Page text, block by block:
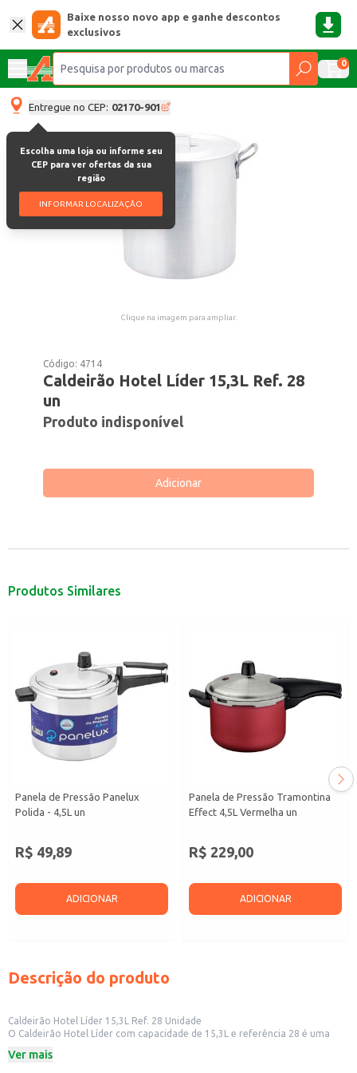
Baixe nosso novo app e ganhe descontos
exclusivos
0
Entregue no CEP: 02170-901
Escolha uma loja ou informe seu
CEP para ver ofertas da sua
região
INFORMAR LOCALIZAÇÃO
Clique na imagem para ampliar.
Código: 4714
Caldeirão Hotel Líder 15,3L Ref. 28
un
Produto indisponível
Adicionar
Produtos Similares
Panela de Pressão Panelux
Polida - 4,5L un
R$ 49,89
ADICIONAR
Panela de Pressão Tramontina
Effect 4,5L Vermelha un
R$ 229,00
ADICIONAR
Descrição do produto
Caldeirão Hotel Líder 15,3L Ref. 28 Unidade
O Caldeirão Hotel Líder com capacidade de 15,3L e referência 28 é uma
ideal para uso em cozinhas de restaurantes, hotéis e outros
Ver mais